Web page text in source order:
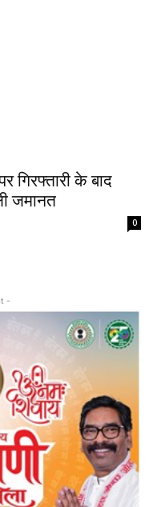
गिरफ्तारी के बाद
जमानत
0
-